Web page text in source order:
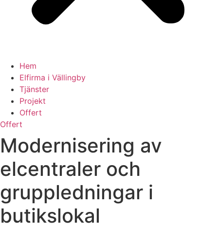
Hem
Elfirma i Vällingby
Tjänster
Projekt
Offert
Offert
Modernisering av
elcentraler och
gruppledningar i
butikslokal